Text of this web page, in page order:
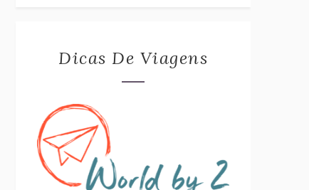
Dicas De Viagens